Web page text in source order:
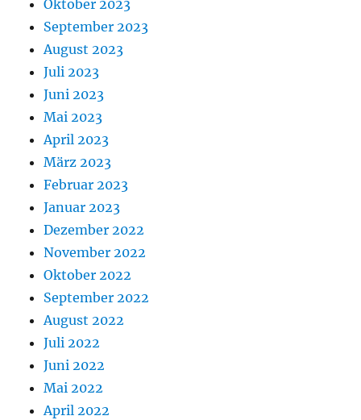
Oktober 2023
September 2023
August 2023
Juli 2023
Juni 2023
Mai 2023
April 2023
März 2023
Februar 2023
Januar 2023
Dezember 2022
November 2022
Oktober 2022
September 2022
August 2022
Juli 2022
Juni 2022
Mai 2022
April 2022